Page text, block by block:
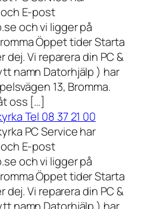
E-post
och vi ligger på
Öppet tider Starta
dej. Vi reparera din PC &
namn Datorhjälp ) har
13, Bromma.
oss […]
Tel 08 37 21 00
PC Service har
E-post
och vi ligger på
Öppet tider Starta
dej. Vi reparera din PC &